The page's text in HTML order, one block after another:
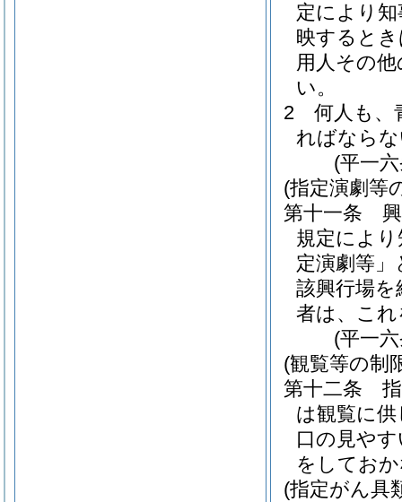
定により
映すると
用人その
い。
2
何人も、
ればなら
(平一
(指定演劇等
第十一条
規定によ
定演劇等
該興行場
者は、こ
(平一
(観覧等の制
第十二条
は観覧に
口の見や
をしてお
(指定がん具